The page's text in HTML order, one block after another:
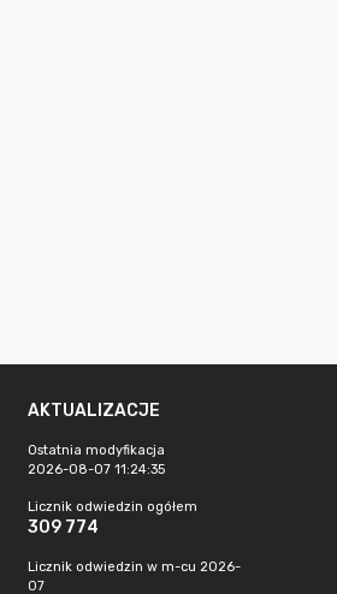
AKTUALIZACJE
Ostatnia modyfikacja
2026-08-07 11:24:35
Licznik odwiedzin ogółem
309 774
Licznik odwiedzin w m-cu 2026-
07